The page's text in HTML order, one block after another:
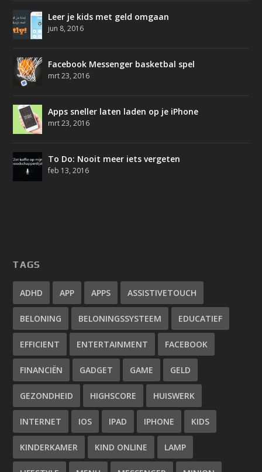
Leer je kids met geld omgaan
jun 8, 2016
Facebook Messenger basketbal spel
mrt 23, 2016
Apps sneller laten laden op je iPhone
mrt 23, 2016
To Do: Nooit meer iets vergeten
feb 13, 2016
TAGS
ADHD APP APPS ASSISTIVETOUCH
BELONING BELONINGSSYSTEEM EDUCATIEF
EFFICIENT ENTERTAINMENT FACEBOOK
FINANCIËN GADGET GAME GELD
GEZONDHEID HIGHSCORE HUISWERK
INTERNET IOS IPAD IPHONE KIDS
KINDERKAMER KIND ONLINE LAMP